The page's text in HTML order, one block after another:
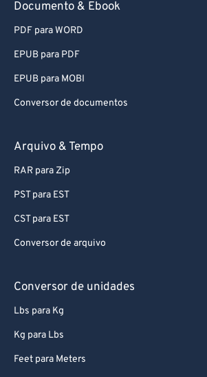
Documento & Ebook
PDF para WORD
EPUB para PDF
EPUB para MOBI
Conversor de documentos
Arquivo & Tempo
RAR para Zip
PST para EST
CST para EST
Conversor de arquivo
Conversor de unidades
Lbs para Kg
Kg para Lbs
Feet para Meters